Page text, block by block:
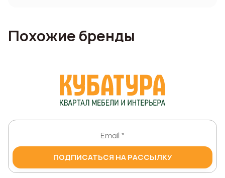
Похожие бренды
ПОДПИСАТЬСЯ НА РАССЫЛКУ